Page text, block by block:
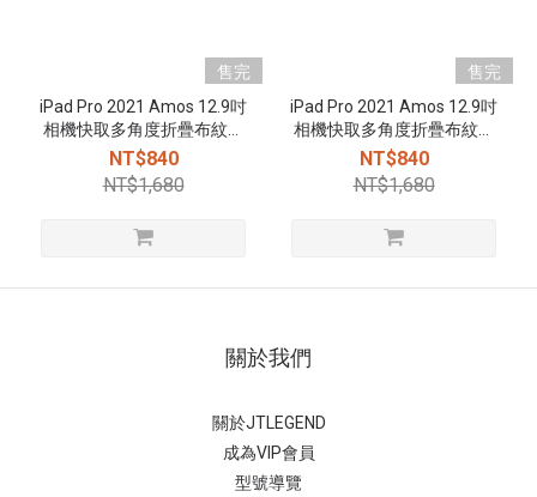
售完
iPad Pro 2021 Amos 12.9吋
相機快取多角度折疊布紋皮
套(筆槽+磁扣) - 海軍藍
NT$840
NT$1,680
售完
iPad Pro 2021 Amos 12.9吋
相機快取多角度折疊布紋皮
套(筆槽+磁扣) - 石墨黑
NT$840
NT$1,680
關於我們
關於JTLEGEND
成為VIP會員
型號導覽